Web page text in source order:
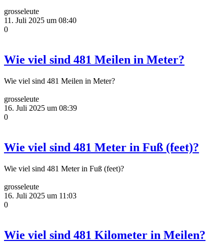
grosseleute
11. Juli 2025 um 08:40
0
Wie viel sind 481 Meilen in Meter?
Wie viel sind 481 Meilen in Meter?
grosseleute
16. Juli 2025 um 08:39
0
Wie viel sind 481 Meter in Fuß (feet)?
Wie viel sind 481 Meter in Fuß (feet)?
grosseleute
16. Juli 2025 um 11:03
0
Wie viel sind 481 Kilometer in Meilen?